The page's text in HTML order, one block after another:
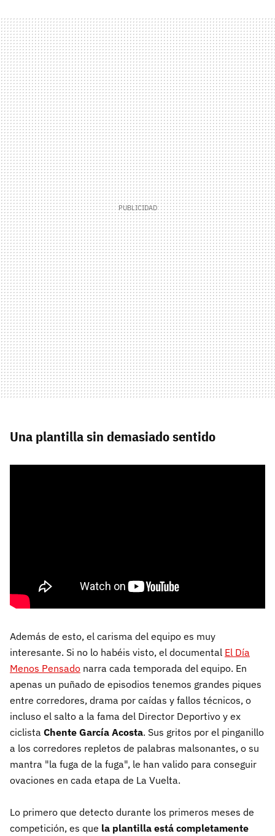
Una plantilla sin demasiado sentido
Además de esto, el carisma del equipo es muy
interesante. Si no lo habéis visto, el documental El Día
Menos Pensado narra cada temporada del equipo. En
apenas un puñado de episodios tenemos grandes piques
entre corredores, drama por caídas y fallos técnicos, o
incluso el salto a la fama del Director Deportivo y ex
ciclista Chente García Acosta. Sus gritos por el pinganillo
a los corredores repletos de palabras malsonantes, o su
mantra "la fuga de la fuga", le han valido para conseguir
ovaciones en cada etapa de La Vuelta.
Lo primero que detecto durante los primeros meses de
competición, es que la plantilla está completamente